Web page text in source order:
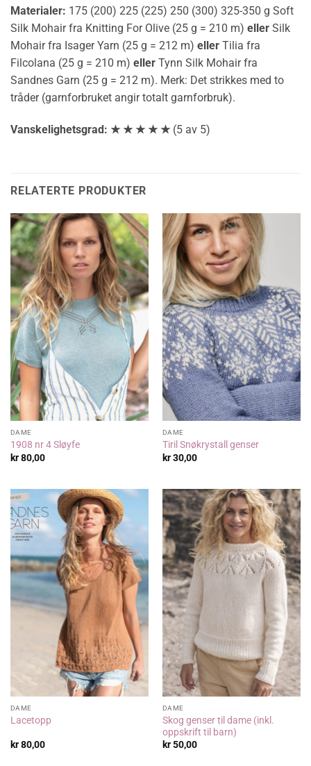
Materialer: 175 (200) 225 (225) 250 (300) 325-350 g Soft
Silk Mohair fra Knitting For Olive (25 g = 210 m) eller Silk
Mohair fra Isager Yarn (25 g = 212 m) eller Tilia fra
Filcolana (25 g = 210 m) eller Tynn Silk Mohair fra
Sandnes Garn (25 g = 212 m). Merk: Det strikkes med to
tråder (garnforbruket angir totalt garnforbruk).
Vanskelighetsgrad: ★ ★ ★ ★ ★(5 av 5)
RELATERTE PRODUKTER
DAME
1908 nr 4 Sløyfe
kr80,00
DAME
Tiril Snøkrystall genser
kr30,00
DAME
Lacetopp
kr80,00
DAME
Skog genser til dame (inkl.
oppskrift til barn)
kr50,00